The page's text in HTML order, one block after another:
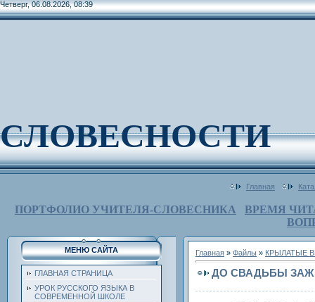
Четверг, 06.08.2026, 08:39
СЛОВЕСНОСТИ
Главная
ПОРТФОЛИО УЧИТЕЛЯ-СЛОВЕСНИКА
ВРЕМЯ
МЕНЮ САЙТА
ГЛАВНАЯ СТРАНИЦА
УРОК РУССКОГО ЯЗЫКА В
СОВРЕМЕННОЙ ШКОЛЕ
Главная » Файлы » КРЫЛАТЫЕ
ДО СВАДЬБЫ